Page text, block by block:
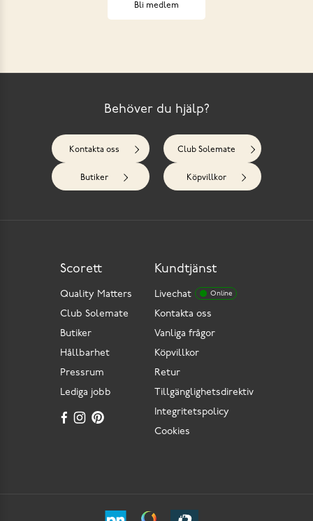
Bli medlem
Behöver du hjälp?
Kontakta oss Club Solemate
Butiker Köpvillkor
Kundtjänst
Livechat Online
Kontakta oss
Vanliga frågor
Köpvillkor
Retur
Tillgänglighetsdirektiv
Integritetspolicy
Cookies
Scorett
Quality Matters
Club Solemate
Butiker
Hållbarhet
Pressrum
Lediga jobb